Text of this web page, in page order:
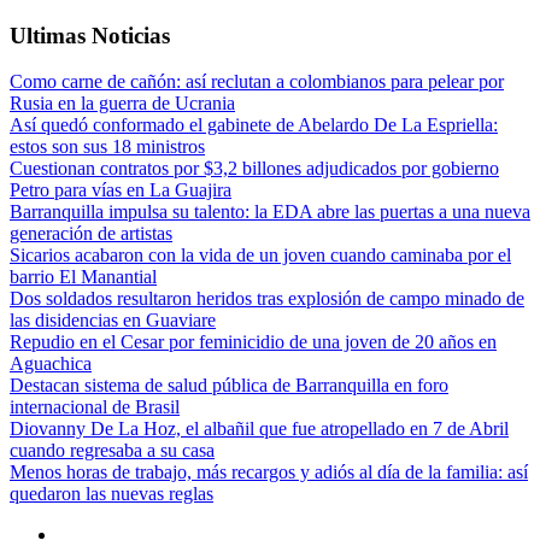
Ultimas Noticias
Como carne de cañón: así reclutan a colombianos para pelear por
Rusia en la guerra de Ucrania
Así quedó conformado el gabinete de Abelardo De La Espriella:
estos son sus 18 ministros
Cuestionan contratos por $3,2 billones adjudicados por gobierno
Petro para vías en La Guajira
Barranquilla impulsa su talento: la EDA abre las puertas a una nueva
generación de artistas
Sicarios acabaron con la vida de un joven cuando caminaba por el
barrio El Manantial
Dos soldados resultaron heridos tras explosión de campo minado de
las disidencias en Guaviare
Repudio en el Cesar por feminicidio de una joven de 20 años en
Aguachica
Destacan sistema de salud pública de Barranquilla en foro
internacional de Brasil
Diovanny De La Hoz, el albañil que fue atropellado en 7 de Abril
cuando regresaba a su casa
Menos horas de trabajo, más recargos y adiós al día de la familia: así
quedaron las nuevas reglas